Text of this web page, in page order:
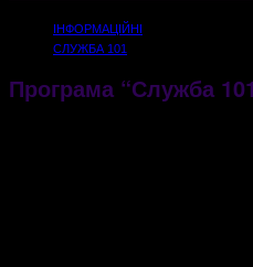
ІНФОРМАЦІЙНІ
СЛУЖБА 101
Програма “Служба